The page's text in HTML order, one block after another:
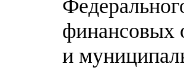
финансовых
и